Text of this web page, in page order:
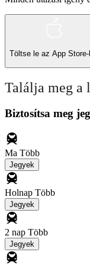
Töltse le az App Store-
Találja meg a
Biztosítsa meg
Ma Több
Jegyek
Holnap Több
Jegyek
2 nap Több
Jegyek